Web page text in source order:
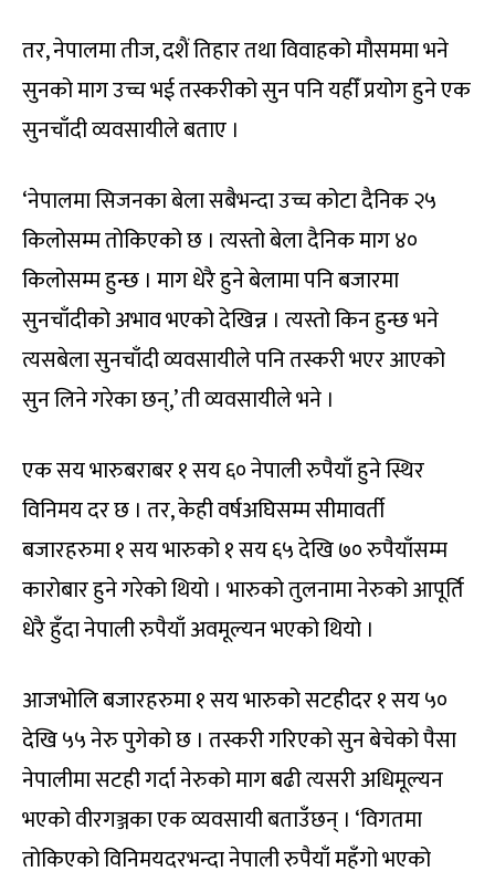
तर, नेपालमा तीज, दशैं तिहार तथा विवाहको मौसममा भने
सुनको माग उच्च भई तस्करीको सुन पनि यहीँ प्रयोग हुने एक
सुनचाँदी व्यवसायीले बताए ।
‘नेपालमा सिजनका बेला सबैभन्दा उच्च कोटा दैनिक २५
किलोसम्म तोकिएको छ । त्यस्तो बेला दैनिक माग ४०
किलोसम्म हुन्छ । माग धेरै हुने बेलामा पनि बजारमा
सुनचाँदीको अभाव भएको देखिन्न । त्यस्तो किन हुन्छ भने
त्यसबेला सुनचाँदी व्यवसायीले पनि तस्करी भएर आएको
सुन लिने गरेका छन्,’ ती व्यवसायीले भने ।
एक सय भारुबराबर १ सय ६० नेपाली रुपैयाँ हुने स्थिर
विनिमय दर छ । तर, केही वर्षअघिसम्म सीमावर्ती
बजारहरुमा १ सय भारुको १ सय ६५ देखि ७० रुपैयाँसम्म
कारोबार हुने गरेको थियो । भारुको तुलनामा नेरुको आपूर्ति
धेरै हुँदा नेपाली रुपैयाँ अवमूल्यन भएको थियो ।
आजभोलि बजारहरुमा १ सय भारुको सटहीदर १ सय ५०
देखि ५५ नेरु पुगेको छ । तस्करी गरिएको सुन बेचेको पैसा
नेपालीमा सटही गर्दा नेरुको माग बढी त्यसरी अधिमूल्यन
भएको वीरगञ्जका एक व्यवसायी बताउँछन् । ‘विगतमा
तोकिएको विनिमयदरभन्दा नेपाली रुपैयाँ महँगो भएको